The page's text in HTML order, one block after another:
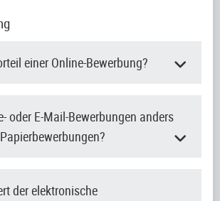
einer Online-Bewerbung?
oder E-Mail-Bewerbungen anders
der elektronische